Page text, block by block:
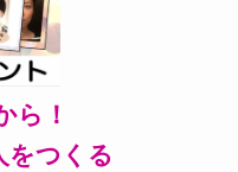
ら！
をつくる